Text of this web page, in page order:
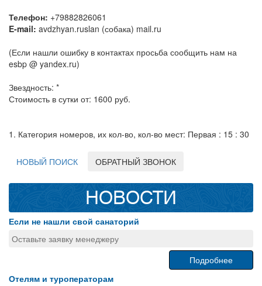
Телефон: +79882826061
E-mail: avdzhyan.ruslan (собака) mail.ru
(Если нашли ошибку в контактах просьба сообщить нам на
esbp @ yandex.ru)
Звездность: *
Стоимость в сутки от: 1600 руб.
1. Категория номеров, их кол-во, кол-во мест: Первая : 15 : 30
НОВЫЙ ПОИСК ОБРАТНЫЙ ЗВОНОК
НОВОСТИ
Если не нашли свой санаторий
Оставьте заявку менеджеру
Подробнее
Отелям и туроператорам